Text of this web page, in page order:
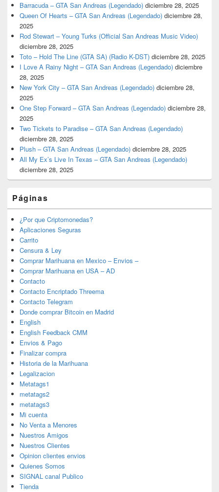
Barracuda – GTA San Andreas (Legendado) diciembre 28, 2025
Queen Of Hearts – GTA San Andreas (Legendado) diciembre 28,
2025
Rod Stewart – Young Turks (Official San Andreas Music Video)
diciembre 28, 2025
Toto – Hold The Line (GTA SA) (Radio K-DST) diciembre 28, 2025
I Love A Rainy Night – GTA San Andreas (Legendado) diciembre
28, 2025
New York City – GTA San Andreas (Legendado) diciembre 28,
2025
One Step Forward – GTA San Andreas (Legendado) diciembre 28,
2025
Two Tickets to Paradise – GTA San Andreas (Legendado)
diciembre 28, 2025
Plush – GTA San Andreas (Legendado) diciembre 28, 2025
All My Ex’s Live In Texas – GTA San Andreas (Legendado)
diciembre 28, 2025
Páginas
¿Por que Criptomonedas?
Aplicaciones Seguras
Carrito
Censura & Ley
Comprar Marihuana en Mexico – Envios –
Comprar Marihuana en USA – AD
Contacto
Contacto Encriptado Threema
Contacto Telegram
Donde comprar Bitcoin en Madrid
English
English Feedback CMM
Envios & Pago
Finalizar compra
Historia de la Marihuana
Legalizacion
Metatags1
metatags2
metatags3
Mi cuenta
No Venta a Menores
Nuestros Amigos
Nuestros Clientes
Opinion clientes envios
Quienes Somos
SIGNAL canal Publico
Tienda